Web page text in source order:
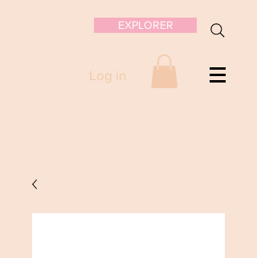
EXPLORER
Log in